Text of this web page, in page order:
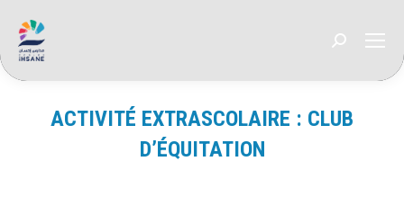
Recherche
ACTIVITÉ EXTRASCOLAIRE : CLUB
D’ÉQUITATION